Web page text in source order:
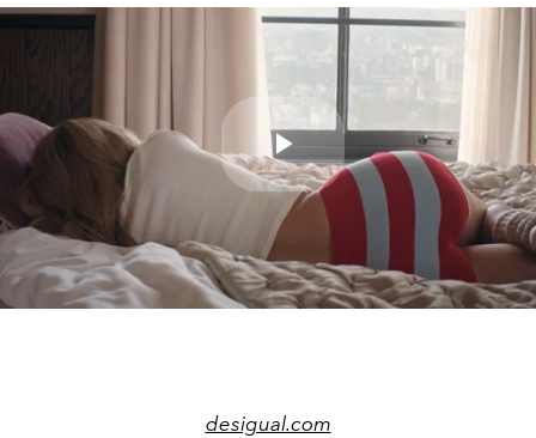
Play
Video
desigual.com